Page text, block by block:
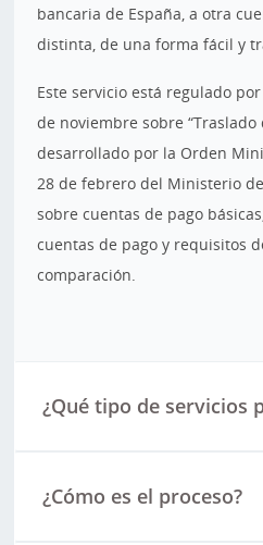
bancaria de España, a otra
distinta, de una forma fácil y
Este servicio está regulado
de noviembre sobre “Traslado
desarrollado por la Orden
28 de febrero del Ministerio
sobre cuentas de pago
cuentas de pago y requisitos
comparación.
¿Qué tipo de servicios
¿Cómo es el proceso?